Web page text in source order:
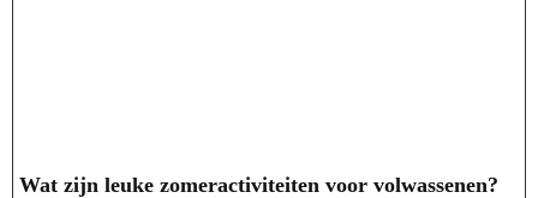
Wat zijn leuke zomeractiviteiten voor volwassenen?